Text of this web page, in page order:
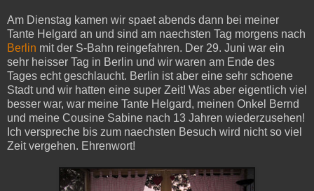
Am Dienstag kamen wir spaet abends dann bei meiner
Tante Helgard an und sind am naechsten Tag morgens nach
Berlin mit der S-Bahn reingefahren. Der 29. Juni war ein
sehr heisser Tag in Berlin und wir waren am Ende des
Tages echt geschlaucht. Berlin ist aber eine sehr schoene
Stadt und wir hatten eine super Zeit! Was aber eigentlich viel
besser war, war meine Tante Helgard, meinen Onkel Bernd
und meine Cousine Sabine nach 13 Jahren wiederzusehen!
Ich verspreche bis zum naechsten Besuch wird nicht so viel
Zeit vergehen. Ehrenwort!